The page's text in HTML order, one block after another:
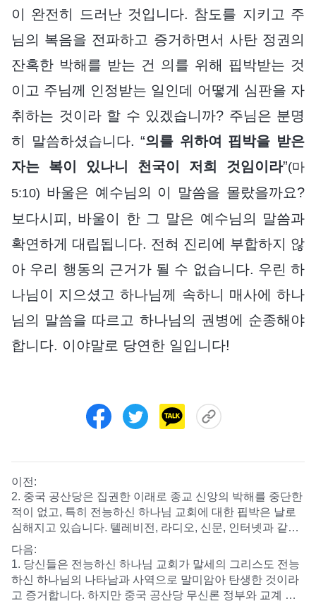
이 완전히 드러난 것입니다. 참도를 지키고 주
님의 복음을 전파하고 증거하면서 사탄 정권의
잔혹한 박해를 받는 건 의를 위해 핍박받는 것
이고 주님께 인정받는 일인데 어떻게 심판을 자
취하는 것이라 할 수 있겠습니까? 주님은 분명
히 말씀하셨습니다. “의를 위하여 핍박을 받은
자는 복이 있나니 천국이 저희 것임이라”(마
5:10) 바울은 예수님의 이 말씀을 몰랐을까요?
보다시피, 바울이 한 그 말은 예수님의 말씀과
확연하게 대립됩니다. 전혀 진리에 부합하지 않
아 우리 행동의 근거가 될 수 없습니다. 우린 하
나님이 지으셨고 하나님께 속하니 매사에 하나
님의 말씀을 따르고 하나님의 권병에 순종해야
합니다. 이야말로 당연한 일입니다!
이전:
2. 중국 공산당은 집권한 이래로 종교 신앙의 박해를 중단한
적이 없고, 특히 전능하신 하나님 교회에 대한 핍박은 날로
심해지고 있습니다. 텔레비전, 라디오, 신문, 인터넷과 같은
미디어를 통해 유언비어를 퍼뜨리며 전능하신 하나님 교회
를 비방하고, 죄를 뒤집어씌워 모함하고, 명예를 훼손했습니
다. 또한 전능하신 하나님 교회의 크리스천을 대대적으로 체
포했습니다. 그 결과 수많은 크리스천이 투옥되어 가혹한 고
다음:
1. 당신들은 전능하신 하나님 교회가 말세의 그리스도 전능
하신 하나님의 나타남과 사역으로 말미암아 탄생한 것이라
고 증거합니다. 하지만 중국 공산당 무신론 정부와 교계 지